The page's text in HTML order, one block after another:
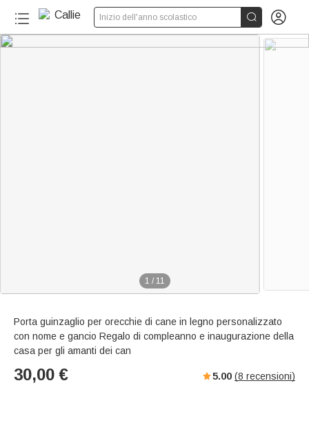
Inizio dell'anno scolastico  
1 / 11
Porta guinzaglio per orecchie di cane in legno personalizzato
con nome e gancio Regalo di compleanno e inaugurazione della
casa per gli amanti dei can
30,00 € 5.00 (8 recensioni)